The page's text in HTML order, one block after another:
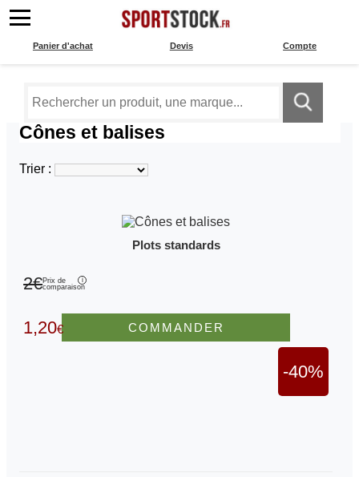
Compte
Devis
Panier d'achat
Cônes et balises
Trier :
Plots standards
2€Prix de
comparaison
1,20€
-40%
COMMANDER